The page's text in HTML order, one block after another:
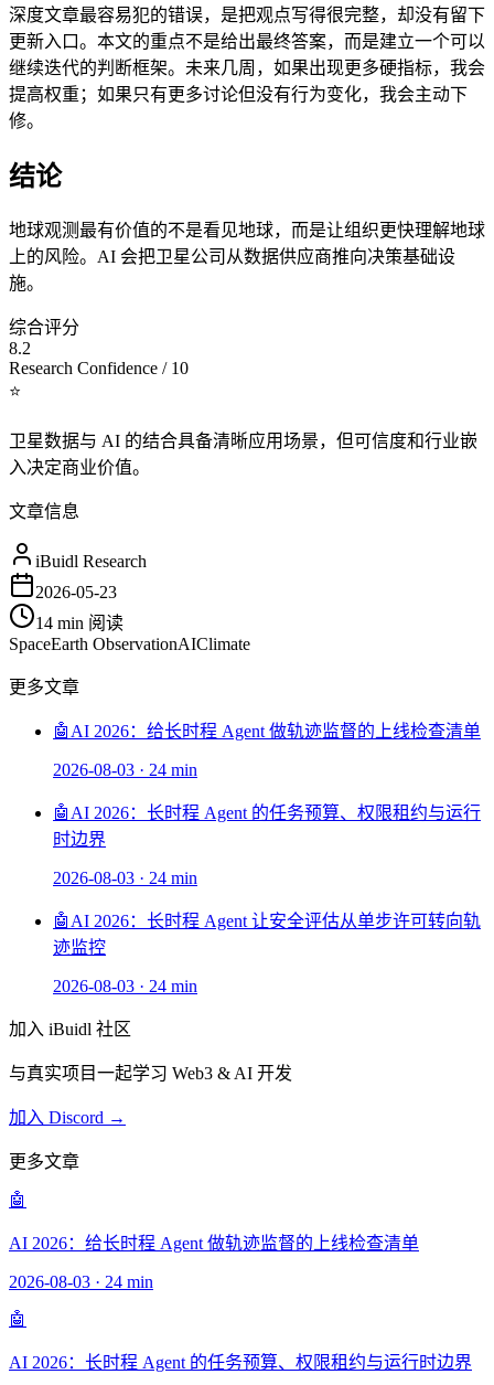
深度文章最容易犯的错误，是把观点写得很完整，却没有留下
更新入口。本文的重点不是给出最终答案，而是建立一个可以
继续迭代的判断框架。未来几周，如果出现更多硬指标，我会
提高权重；如果只有更多讨论但没有行为变化，我会主动下
修。
结论
地球观测最有价值的不是看见地球，而是让组织更快理解地球
上的风险。AI 会把卫星公司从数据供应商推向决策基础设
施。
综合评分
8.2
Research Confidence / 10
⭐
卫星数据与 AI 的结合具备清晰应用场景，但可信度和行业嵌
入决定商业价值。
文章信息
iBuidl Research
2026-05-23
14 min 阅读
SpaceEarth ObservationAIClimate
更多文章
🤖 AI 2026：给长时程 Agent 做轨迹监督的上线检查清单
2026-08-03 · 24 min
🤖 AI 2026：长时程 Agent 的任务预算、权限租约与运行
时边界
2026-08-03 · 24 min
🤖 AI 2026：长时程 Agent 让安全评估从单步许可转向轨
迹监控
2026-08-03 · 24 min
加入 iBuidl 社区
与真实项目一起学习 Web3 & AI 开发
加入 Discord →
更多文章
🤖
AI 2026：给长时程 Agent 做轨迹监督的上线检查清单
2026-08-03 · 24 min
🤖
AI 2026：长时程 Agent 的任务预算、权限租约与运行时边界